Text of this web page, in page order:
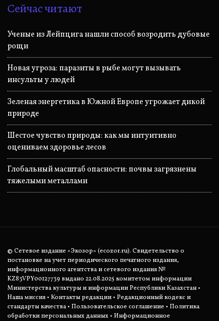
Сейчас читают
Ученые из Лейпцига нашли способ возродить дубовые
рощи
Новая угроза: паразиты в рыбе могут вызывать
инсульты у людей
Зеленая энергетика в Южной Европе угрожает дикой
природе
Шестое чувство природы: как мы интуитивно
оцениваем здоровье лесов
Глобальный масштаб опасности: почвы загрязнены
тяжелыми металлами
© Сетевое издание «Экозор» (ecozor.ru). Свидетельство о
постановке на учет периодического печатного издания,
информационного агентства и сетевого издания №
KZ83VPY00127739 выдано 22.08.2025 комитетом информации
Министерства культуры и информации Республики Казахстан •
Наша миссия • Контакты редакции • Редакционный кодекс и
стандарты качества • Пользовательское соглашение • Политика
обработки персональных данных • Информационное